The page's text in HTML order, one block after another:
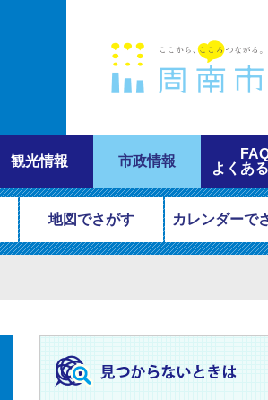
観光情報 市政情報
よくあ
地図でさがす カレンダーで